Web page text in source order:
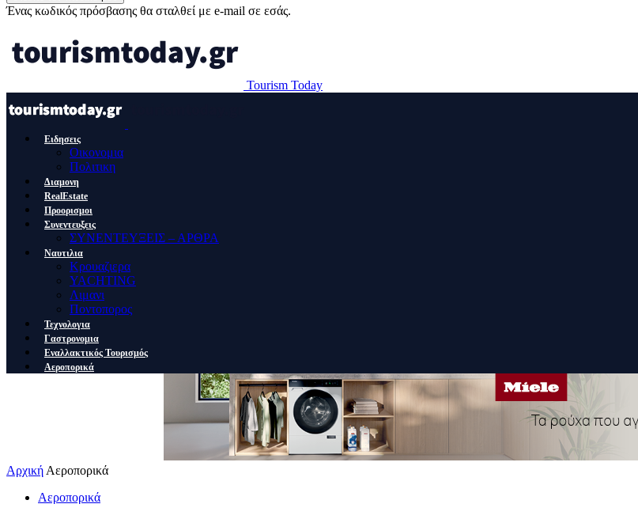
Ένας κωδικός πρόσβασης θα σταλθεί με e-mail σε εσάς.
Tourism Today
Ειδησεις
Οικονομια
Πολιτικη
Διαμονη
RealEstate
Προορισμοι
Συνεντευξεις
ΣΥΝΕΝΤΕΥΞΕΙΣ – ΑΡΘΡΑ
Ναυτιλια
Κρουαζιερα
YACHTING
Λιμανι
Ποντοπορος
Τεχνολογια
Γαστρονομια
Εναλλακτικός Τουρισμός
Αεροπορικά
Αρχική Αεροπορικά
Αεροπορικά